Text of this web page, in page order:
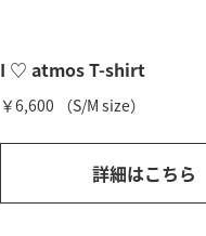
I ♡ atmos T-shirt
￥6,600 （S/M size）
詳細はこちら